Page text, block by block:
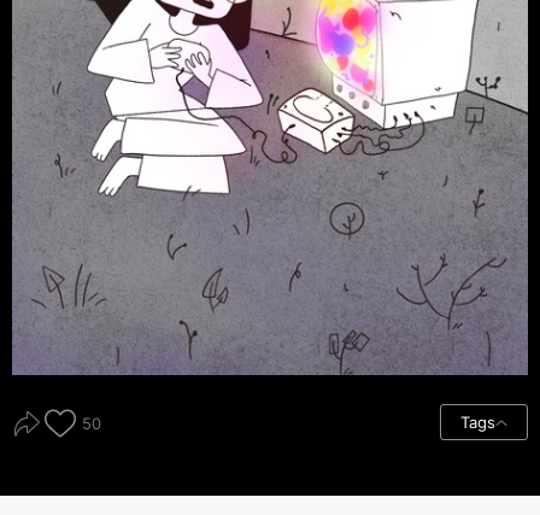
50 Tags